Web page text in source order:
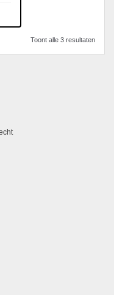
Toont alle 3 resultaten